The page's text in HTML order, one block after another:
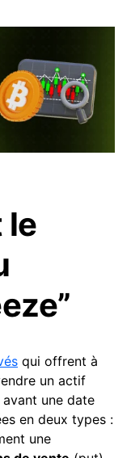
le
qui offrent à
un actif
une date
en deux types :
une